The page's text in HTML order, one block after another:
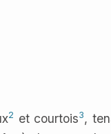
2 et courtois3,